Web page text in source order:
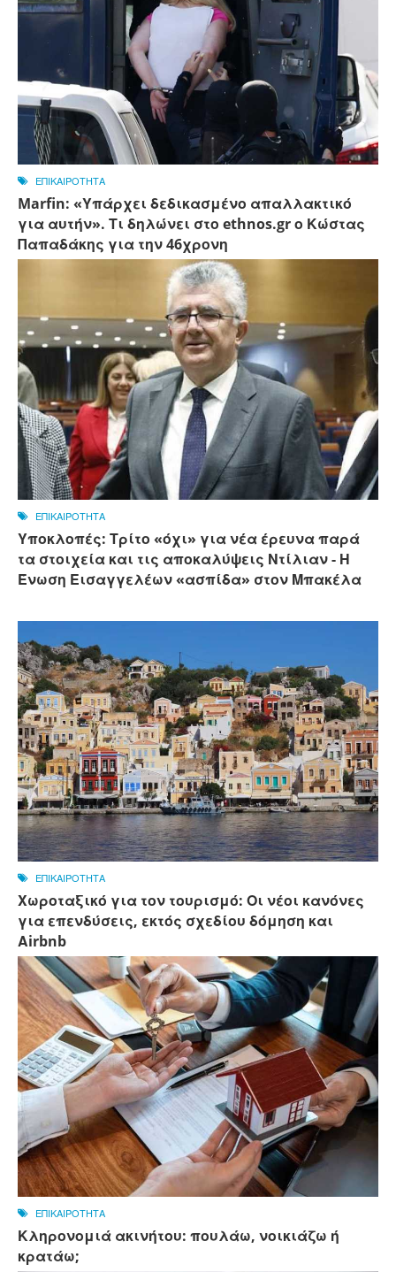
ΕΠΙΚΑΙΡΟΤΗΤΑ
Marfin: «Υπάρχει δεδικασμένο απαλλακτικό
για αυτήν». Τι δηλώνει στο ethnos.gr ο Κώστας
Παπαδάκης για την 46χρονη
ΕΠΙΚΑΙΡΟΤΗΤΑ
Υποκλοπές: Τρίτο «όχι» για νέα έρευνα παρά
τα στοιχεία και τις αποκαλύψεις Ντίλιαν - Η
Ένωση Εισαγγελέων «ασπίδα» στον Μπακέλα
ΕΠΙΚΑΙΡΟΤΗΤΑ
Χωροταξικό για τον τουρισμό: Οι νέοι κανόνες
για επενδύσεις, εκτός σχεδίου δόμηση και
Αirbnb
ΕΠΙΚΑΙΡΟΤΗΤΑ
Κληρονομιά ακινήτου: πουλάω, νοικιάζω ή
κρατάω;